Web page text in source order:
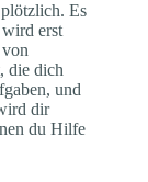
Es
erst
die dich
und
dir
du Hilfe